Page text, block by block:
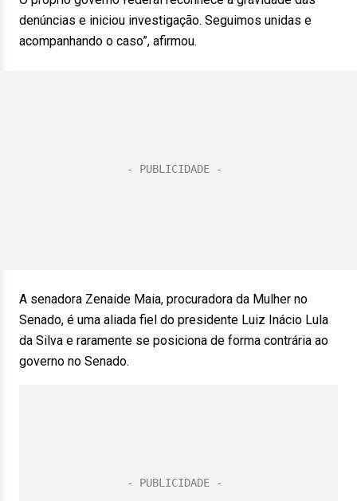
denúncias e iniciou investigação. Seguimos unidas e
acompanhando o caso”, afirmou.
A senadora Zenaide Maia, procuradora da Mulher no
Senado, é uma aliada fiel do presidente Luiz Inácio Lula
da Silva e raramente se posiciona de forma contrária ao
governo no Senado.